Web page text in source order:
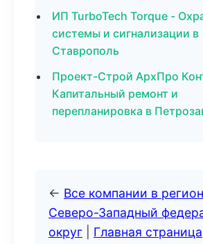
ИП TurboTech Torque -
системы и сигнализации в
Ставрополь
Проект-Строй АрхПро
Капитальный ремонт и
перепланировка в
← Все компании в
Северо-Западный
округ
Главная страница